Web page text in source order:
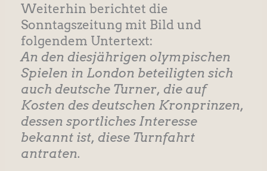
Weiterhin berichtet die
Sonntagszeitung mit Bild und
folgendem Untertext:
An den diesjährigen olympischen
Spielen in London beteiligten sich
auch deutsche Turner, die auf
Kosten des deutschen Kronprinzen,
dessen sportliches Interesse
bekannt ist, diese Turnfahrt
antraten.